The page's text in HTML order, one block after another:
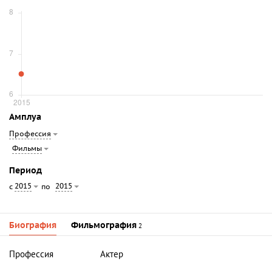
Амплуа
Профессия
Фильмы
Период
с 2015 по 2015
Биография Фильмография 2
Профессия
Актер